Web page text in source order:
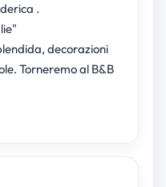
.
decorazioni
Torneremo al B&B